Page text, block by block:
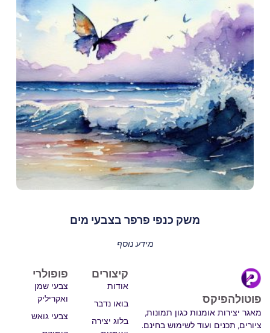
משק כנפי פרפר בצבעי מים
מידע נוסף
פוטולהפיקס
מאגר יצירות אומנות כגון תמונות,
ציורים, תכנים ועוד לשימוש בחינם.
קיצורים
אודות
בואו נדבר
בלוג יצירה
פופולרי
צבעי שמן
ואקריליק
צבעי גואש